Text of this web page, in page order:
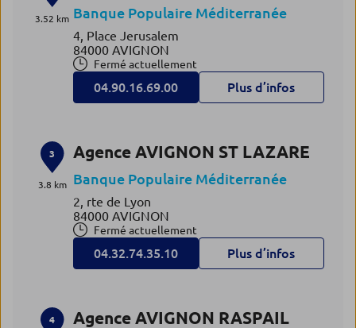
3.52 km Banque Populaire Méditerranée
4, Place Jerusalem
84000 AVIGNON
Fermé actuellement
04.90.16.69.00 Plus d’infos
3
3.8 km
Agence AVIGNON ST LAZARE
Banque Populaire Méditerranée
2, rte de Lyon
84000 AVIGNON
Fermé actuellement
04.32.74.35.10 Plus d’infos
4 Agence AVIGNON RASPAIL